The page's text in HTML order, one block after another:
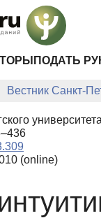
ПОДАТЬ
Вестник Санкт-
(online)